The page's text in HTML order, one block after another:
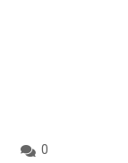
0